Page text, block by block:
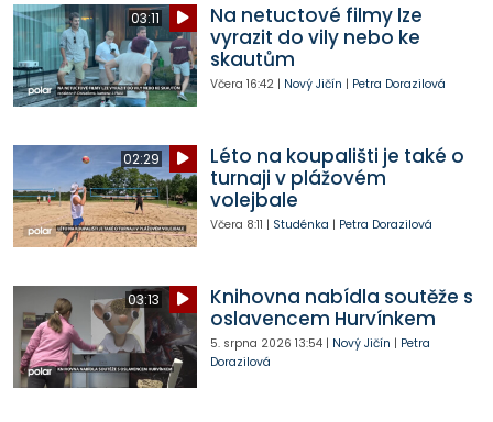
03:11
Na netuctové filmy lze
vyrazit do vily nebo ke
skautům
Včera 16:42| Nový Jičín | Petra Dorazilová
02:29
Léto na koupališti je také o
turnaji v plážovém
volejbale
Včera 8:11 | Studénka | Petra Dorazilová
03:13
Knihovna nabídla soutěže s
oslavencem Hurvínkem
5. srpna 2026 13:54| Nový Jičín | Petra
Dorazilová